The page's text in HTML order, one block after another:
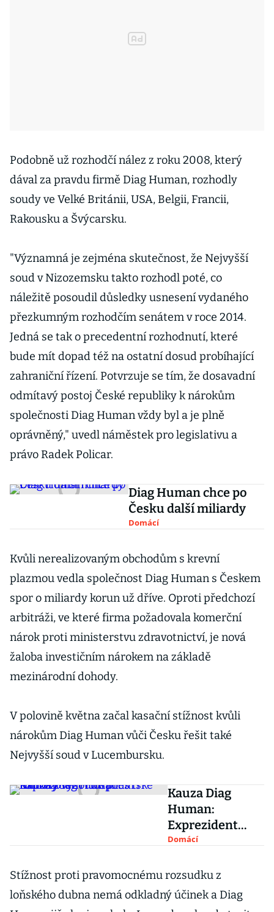
Podobně už rozhodčí nález z roku 2008, který
dával za pravdu firmě Diag Human, rozhodly
soudy ve Velké Británii, USA, Belgii, Francii,
Rakousku a Švýcarsku.
"Významná je zejména skutečnost, že Nejvyšší
soud v Nizozemsku takto rozhodl poté, co
náležitě posoudil důsledky usnesení vydaného
přezkumným rozhodčím senátem v roce 2014.
Jedná se tak o precedentní rozhodnutí, které
bude mít dopad též na ostatní dosud probíhající
zahraniční řízení. Potvrzuje se tím, že dosavadní
odmítavý postoj České republiky k nárokům
společnosti Diag Human vždy byl a je plně
oprávněný," uvedl náměstek pro legislativu a
právo Radek Policar.
Diag Human chce po
Česku další miliardy
Domácí
Kvůli nerealizovaným obchodům s krevní
plazmou vedla společnost Diag Human s Českem
spor o miliardy korun už dříve. Oproti předchozí
arbitráži, ve které firma požadovala komerční
nárok proti ministerstvu zdravotnictví, je nová
žaloba investičním nárokem na základě
mezinárodní dohody.
V polovině května začal kasační stížnost kvůli
nárokům Diag Human vůči Česku řešit také
Nejvyšší soud v Lucembursku.
Kauza Diag
Human:
Exprezident
Hospodářské
vysoudil přes tři
miliony
Domácí
Stížnost proti pravomocnému rozsudku z
loňského dubna nemá odkladný účinek a Diag